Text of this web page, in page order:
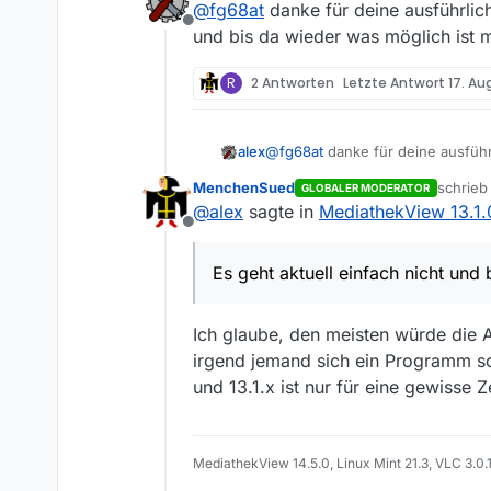
OK die Argumentation
besser, die haben
Zur Begründung “Wozu”:
finde. Bisher ein Klick auf
Jetzt habe ich in MV-Web
allen Flexionen der Wörter
Titel. Ebenso
Sendungsthemen nur in der
Es muss nicht alles im RAM
als alles einzeln ausserhalb
Offline
@fg68at danke für deine
und bis da wieder was möglich ist
R 2 Antworten Letzte Antwort 17.
alex@fg68at danke für deine
Offline
MenchenSued GLOBALER MODERATOR schrieb
zuletzt
@alex sagte in MediathekView
Es geht aktuell einfach nicht
Ich glaube, den meisten würde die
irgend jemand sich ein Programm
und 13.1.x ist nur für eine gewisse
MediathekView 14.5.0, Linux Mint 21.3, VLC